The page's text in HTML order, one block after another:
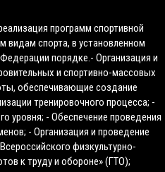
программ спортивной
видам спорта, в установленном
порядке.- Организация и
и спортивно-массовых
обеспечивающие создание
тренировочного процесса; -
уровня; - Обеспечение проведения
- Организация и проведение
физкультурно-
к труду и обороне» (ГТО);